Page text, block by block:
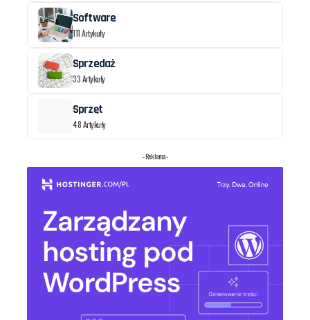
Software
111 Artykuły
Sprzedaż
33 Artykuły
Sprzęt
48 Artykuły
- Reklama -